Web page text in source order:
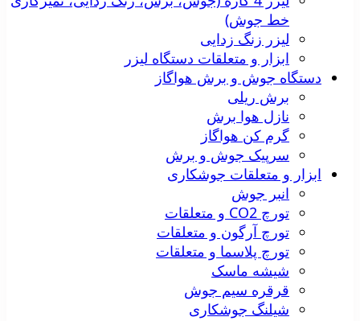
خط جوش)
لیزر زنگ زدایی
ابزار و متعلقات دستگاه لیزر
دستگاه جوش و برش هواگاز
برش ریلی
نازل هوا برش
گرم کن هواگاز
سرپیک جوش و برش
ابزار و متعلقات جوشکاری
انبر جوش
تورچ CO2 و متعلقات
تورچ آرگون و متعلقات
تورچ پلاسما و متعلقات
شیشه ماسک
قرقره سیم جوش
شیلنگ جوشکاری